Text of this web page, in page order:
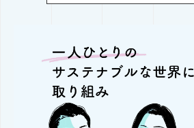
撮影術
View All Tag
View All Tag
編集・ライティング
その他
ミエナイモノを可視化
グラフィックレコーディング
企業のブランディング事例
基礎知識
インナーブランディング